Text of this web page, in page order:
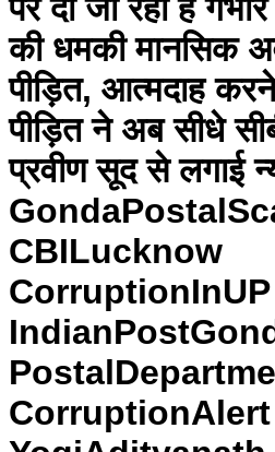
पर दी जा रही है
की धमकी मानसिक
पीड़ित, आत्मदाह
पीड़ित ने अब सीधे
प्रवीण सूद से लगाई
CBILucknow
CorruptionInUP
CorruptionAlert